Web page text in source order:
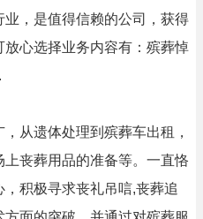
，是值得信赖的公司，获得
心选择业务内容有：殡葬悼
从遗体处理到殡葬车出租，
丧葬用品的准备等。一直恪
积极寻求丧礼吊唁,丧葬追